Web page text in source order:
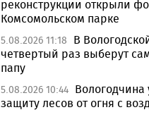
реконструкции открыли
Комсомольском парке
5.08.2026 11:18
В
четвертый раз выберут
папу
5.08.2026 10:44 Вологодчина
защиту лесов от огня с